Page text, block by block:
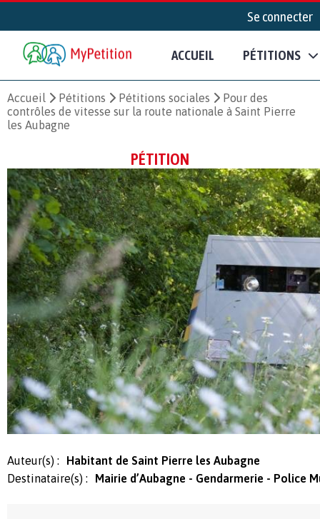
Se connecter
ACCUEIL PÉTITIONS
Accueil Pétitions Pétitions sociales
Pour des
contrôles de vitesse sur la route nationale à Saint Pierre
les Aubagne
PÉTITION
Auteur(s) :
Habitant de Saint Pierre les Aubagne
Destinataire(s) :
Mairie d’Aubagne - Gendarmerie - Police